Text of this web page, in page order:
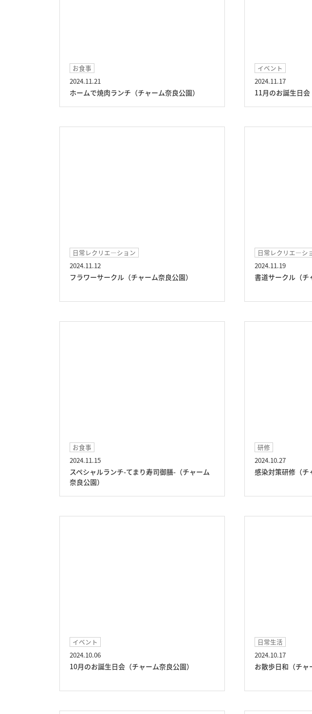
お食事
2024.11.21
ホームで焼肉ランチ（チャーム奈良公園）
イベント
2024.11.17
11月のお誕生日会
日常レクリエ―ション
2024.11.12
フラワーサークル（チャーム奈良公園）
日常レクリエ―シ
2024.11.19
書道サークル（チ
お食事
2024.11.15
スペシャルランチ-てまり寿司御膳-（チャーム
奈良公園）
研修
2024.10.27
感染対策研修（チ
イベント
2024.10.06
10月のお誕生日会（チャーム奈良公園）
日常生活
2024.10.17
お散歩日和（チャ